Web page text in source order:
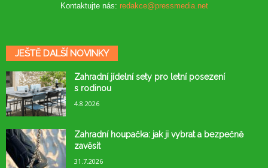
Kontaktujte nás: redakce@pressmedia.net
JEŠTĚ DALŠÍ NOVINKY
Zahradní jídelní sety pro letní posezení
s rodinou
4.8.2026
Zahradní houpačka: jak ji vybrat a bezpečně
zavěsit
31.7.2026